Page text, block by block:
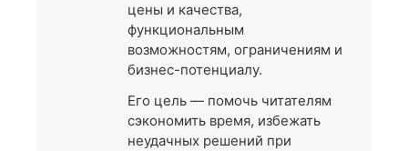
цены и качества,
функциональным
возможностям, ограничениям и
бизнес-потенциалу.
Его цель — помочь читателям
сэкономить время, избежать
неудачных решений при